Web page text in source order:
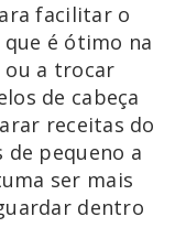
facilitar o
é ótimo na
ou a trocar
de cabeça
receitas do
de pequeno a
ser mais
dentro